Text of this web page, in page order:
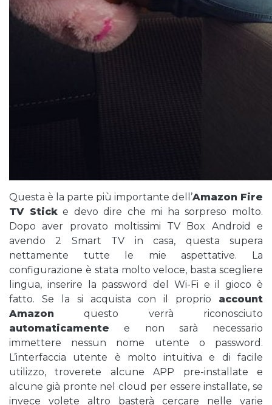
Questa è la parte più importante dell’Amazon Fire
TV Sticke devo dire che mi ha sorpreso molto.
Dopo aver provato moltissimi TV Box Android e
avendo 2 Smart TV in casa, questa supera
nettamente tutte le mie aspettative. La
configurazione è stata molto veloce, basta scegliere
lingua, inserire la password del Wi-Fi e il gioco è
fatto. Se la si acquista con il proprio account
Amazon questo verrà riconosciuto
automaticamente e non sarà necessario
immettere nessun nome utente o password.
L’interfaccia utente è molto intuitiva e di facile
utilizzo, troverete alcune APP pre-installate e
alcune già pronte nel cloud per essere installate, se
invece volete altro basterà cercare nelle varie